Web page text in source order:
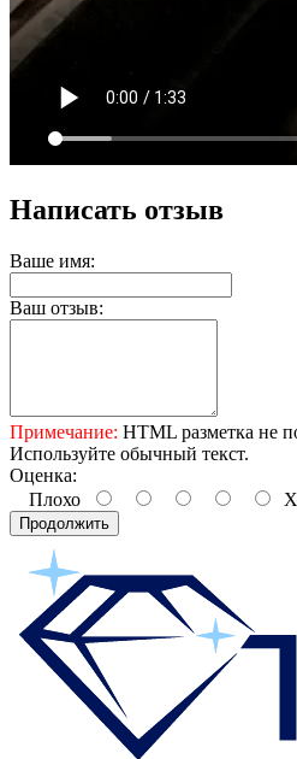
Написать отзыв
Ваше имя:
Ваш отзыв:
Примечание: HTML разметка не
Используйте обычный текст.
Оценка:
Плохо
Продолжить